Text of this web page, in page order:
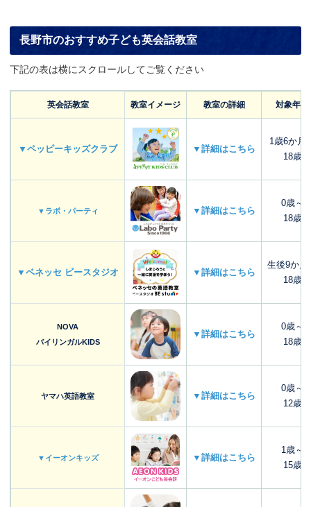
長野市のおすすめ子ども英会話教室
下記の表は横にスクロールしてご覧ください
英会話教室 教室イメージ 教室の詳細 対象年齢
▼ペッピーキッズクラブ ▼詳細はこちら
1歳6か月
18歳
▼ラボ・パーティ ▼詳細はこちら
0歳～
18歳
▼ベネッセ ビースタジオ ▼詳細はこちら
生後9か月
18歳
NOVA
バイリンガルKIDS
▼詳細はこちら
0歳～
18歳
ヤマハ英語教室 ▼詳細はこちら
0歳～
12歳
▼イーオンキッズ ▼詳細はこちら
1歳～
15歳